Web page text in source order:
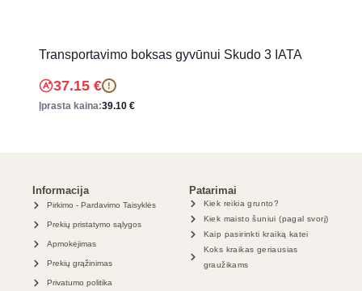
Transportavimo boksas gyvūnui Skudo 3 IATA
37.15 € !
Įprasta kaina:39.10 €
Informacija
Pirkimo - Pardavimo Taisyklės
Prekių pristatymo sąlygos
Apmokėjimas
Prekių grąžinimas
Privatumo politika
Patarimai
Kiek reikia grunto?
Kiek maisto šuniui (pagal svorį)
Kaip pasirinkti kraiką katei
Koks kraikas geriausias
graužikams